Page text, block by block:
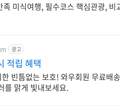
미식여행, 필수코스 핵심관광, 비
광고
적립 혜택
빈틈없는 보호! 와우회원 무료배
를 맑게 빛내보세요.